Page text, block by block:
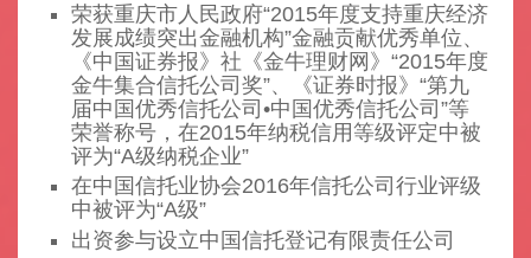
荣获重庆市人民政府“2015年度支持重庆经济
发展成绩突出金融机构”金融贡献优秀单位、
《中国证券报》社《金牛理财网》“2015年度
金牛集合信托公司奖”、《证券时报》“第九
届中国优秀信托公司•中国优秀信托公司”等
荣誉称号，在2015年纳税信用等级评定中被
评为“A级纳税企业”
在中国信托业协会2016年信托公司行业评级
中被评为“A级”
出资参与设立中国信托登记有限责任公司